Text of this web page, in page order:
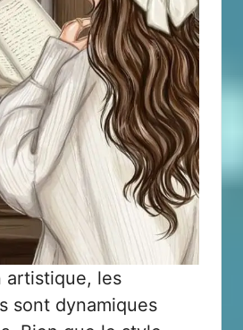
artistique, les
sont dynamiques